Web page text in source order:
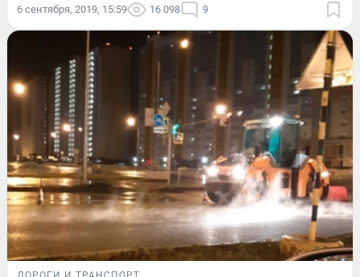
6 сентября, 2019, 15:59 16 098 9